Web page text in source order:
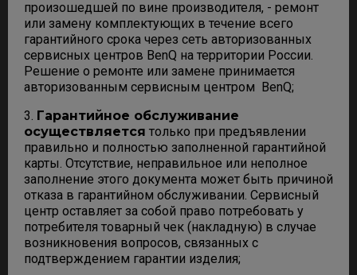
произошедшей по вине производителя, - ремонт
или замену комплектующих в течение всего
гарантийного срока через сеть авторизованных
сервисных центров BenQ на территории России.
Решение о ремонте или замене принимается
авторизованным сервисным центром BenQ;
3. Гарантийное обслуживание
осуществляется только при предъявлении
правильно и полностью заполненной гарантийной
карты. Отсутствие, неправильное или неполное
заполнение этого документа может быть причиной
отказа в гарантийном обслуживании. Сервисный
центр оставляет за собой право потребовать у
потребителя товарный чек (накладную) в случае
возникновения вопросов, связанных с
подтверждением гарантии изделия;